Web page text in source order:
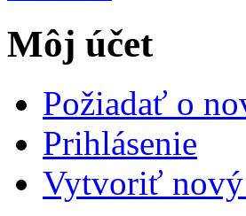
Môj účet
Požiadať o
Prihlásenie
Vytvoriť nový